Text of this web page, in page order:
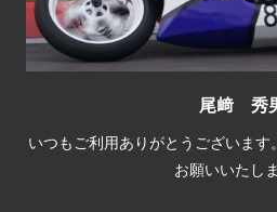
尾﨑 秀
いつもご利用ありがとうございます
お願いいたしま